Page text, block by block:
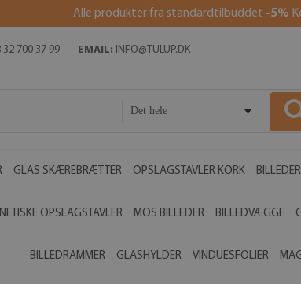
Alle produkter fra standardtilbuddet -5%
32 700 37 99 EMAIL: INFO@TULUP.DK
Det hele
GLAS SKÆREBRÆTTER OPSLAGSTAVLER KORK
OPSLAGSTAVLER MOS BILLEDER BILLEDVÆGGE
BILLEDRAMMER GLASHYLDER VINDUESFOLIER